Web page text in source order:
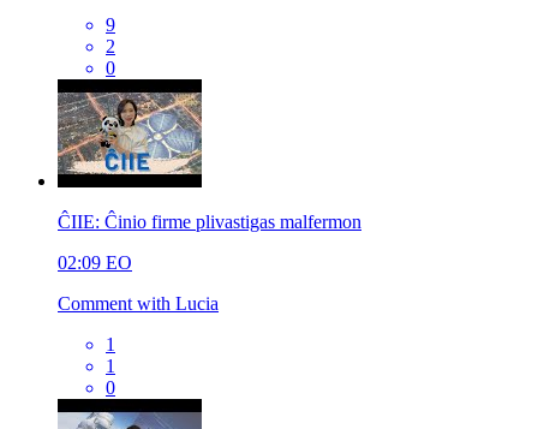
9
2
0
ĈIIE: Ĉinio firme plivastigas malfermon
02:09 EO
Comment with Lucia
1
1
0